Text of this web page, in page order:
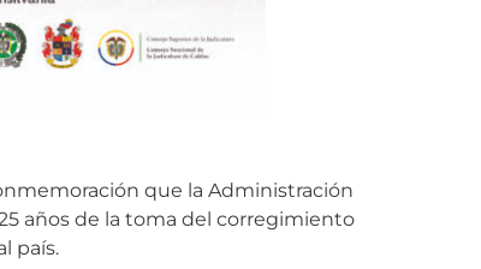
que la Administración
años de la toma del corregimiento
país.